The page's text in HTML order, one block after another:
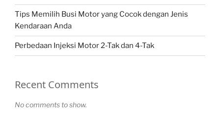
Tips Memilih Busi Motor yang Cocok dengan Jenis
Kendaraan Anda
Perbedaan Injeksi Motor 2-Tak dan 4-Tak
Recent Comments
No comments to show.